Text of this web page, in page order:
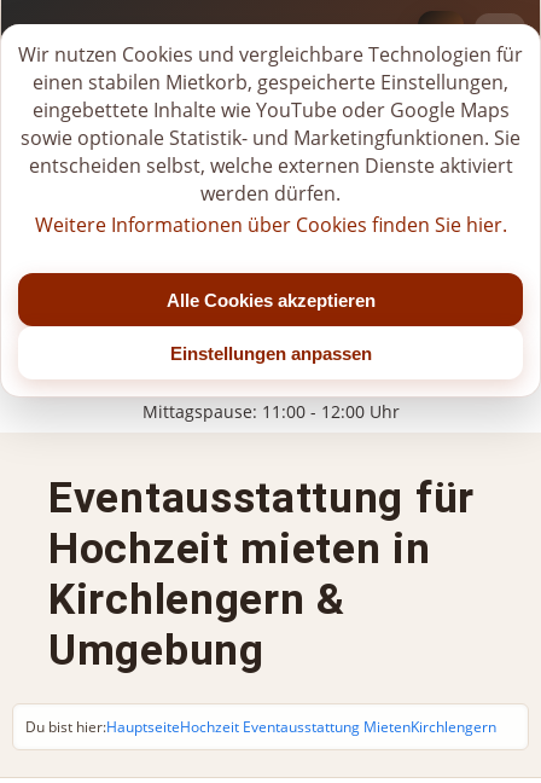
Deprecated
: Creation of dynamic property
Page::$__pages_city_seo_applied is deprecated in
/users/tiwrow/www/verleih/modules/pages_city_seo/
on line180
M
i
e
t
k
r
b
ö
f
e
Jetzt geöffnet
Mo - Fr: 07:00 - 22:00 Uhr (bis Jahresende)
Sa: 07:00 - 20:00 Uhr (nach 15:00 Uhr nur nach Vereinbarung)
So/Feiertage: nur für gebuchte Veranstaltungen
Mittagspause: 11:00 - 12:00 Uhr
Eventausstattung für
Hochzeit mieten in
Kirchlengern &
Umgebung
Du bist hier:HauptseiteHochzeit Eventausstattung MietenKirchlengern
Wir nutzen Cookies und vergleichbare Technologien für
einen stabilen Mietkorb, gespeicherte Einstellungen,
eingebettete Inhalte wie YouTube oder Google Maps
sowie optionale Statistik- und Marketingfunktionen. Sie
entscheiden selbst, welche externen Dienste aktiviert
werden dürfen.
Weitere Informationen über Cookies finden Sie hier.
Alle Cookies akzeptieren
Einstellungen anpassen